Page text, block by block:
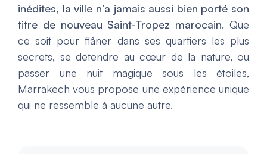
inédites, la ville n’a jamais aussi bien porté son
titre de nouveau Saint-Tropez marocain. Que
ce soit pour flâner dans ses quartiers les plus
secrets, se détendre au cœur de la nature, ou
passer une nuit magique sous les étoiles,
Marrakech vous propose une expérience unique
qui ne ressemble à aucune autre.